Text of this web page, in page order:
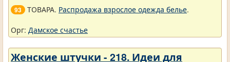
93 ТОВАРА. Распродажа взрослое одежда белье.
Орг: Дамское счастье
Женские штучки - 218. Идеи для